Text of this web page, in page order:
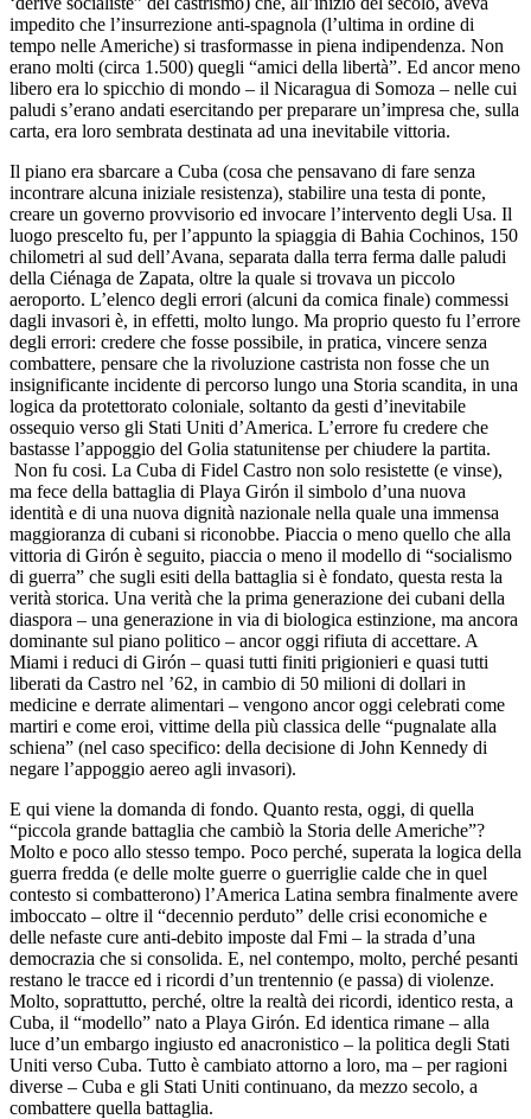
impedito che l’insurrezione anti-spagnola (l’ultima in ordine di
tempo nelle Americhe) si trasformasse in piena indipendenza. Non
erano molti (circa 1.500) quegli “amici della libertà”. Ed ancor meno
libero era lo spicchio di mondo – il Nicaragua di Somoza – nelle cui
paludi s’erano andati esercitando per preparare un’impresa che, sulla
carta, era loro sembrata destinata ad una inevitabile vittoria.
Il piano era sbarcare a Cuba (cosa che pensavano di fare senza
incontrare alcuna iniziale resistenza), stabilire una testa di ponte,
creare un governo provvisorio ed invocare l’intervento degli Usa. Il
luogo prescelto fu, per l’appunto la spiaggia di Bahia Cochinos, 150
chilometri al sud dell’Avana, separata dalla terra ferma dalle paludi
della Ciénaga de Zapata, oltre la quale si trovava un piccolo
aeroporto. L’elenco degli errori (alcuni da comica finale) commessi
dagli invasori è, in effetti, molto lungo. Ma proprio questo fu l’errore
degli errori: credere che fosse possibile, in pratica, vincere senza
combattere, pensare che la rivoluzione castrista non fosse che un
insignificante incidente di percorso lungo una Storia scandita, in una
logica da protettorato coloniale, soltanto da gesti d’inevitabile
ossequio verso gli Stati Uniti d’America. L’errore fu credere che
bastasse l’appoggio del Golia statunitense per chiudere la partita.
Non fu cosi. La Cuba di Fidel Castro non solo resistette (e vinse),
ma fece della battaglia di Playa Girón il simbolo d’una nuova
identità e di una nuova dignità nazionale nella quale una immensa
maggioranza di cubani si riconobbe. Piaccia o meno quello che alla
vittoria di Girón è seguito, piaccia o meno il modello di “socialismo
di guerra” che sugli esiti della battaglia si è fondato, questa resta la
verità storica. Una verità che la prima generazione dei cubani della
diaspora – una generazione in via di biologica estinzione, ma ancora
dominante sul piano politico – ancor oggi rifiuta di accettare. A
Miami i reduci di Girón – quasi tutti finiti prigionieri e quasi tutti
liberati da Castro nel ’62, in cambio di 50 milioni di dollari in
medicine e derrate alimentari – vengono ancor oggi celebrati come
martiri e come eroi, vittime della più classica delle “pugnalate alla
schiena” (nel caso specifico: della decisione di John Kennedy di
negare l’appoggio aereo agli invasori).
E qui viene la domanda di fondo. Quanto resta, oggi, di quella
“piccola grande battaglia che cambiò la Storia delle Americhe”?
Molto e poco allo stesso tempo. Poco perché, superata la logica della
guerra fredda (e delle molte guerre o guerriglie calde che in quel
contesto si combatterono) l’America Latina sembra finalmente avere
imboccato – oltre il “decennio perduto” delle crisi economiche e
delle nefaste cure anti-debito imposte dal Fmi – la strada d’una
democrazia che si consolida. E, nel contempo, molto, perché pesanti
restano le tracce ed i ricordi d’un trentennio (e passa) di violenze.
Molto, soprattutto, perché, oltre la realtà dei ricordi, identico resta, a
Cuba, il “modello” nato a Playa Girón. Ed identica rimane – alla
luce d’un embargo ingiusto ed anacronistico – la politica degli Stati
Uniti verso Cuba. Tutto è cambiato attorno a loro, ma – per ragioni
diverse – Cuba e gli Stati Uniti continuano, da mezzo secolo, a
combattere quella battaglia.